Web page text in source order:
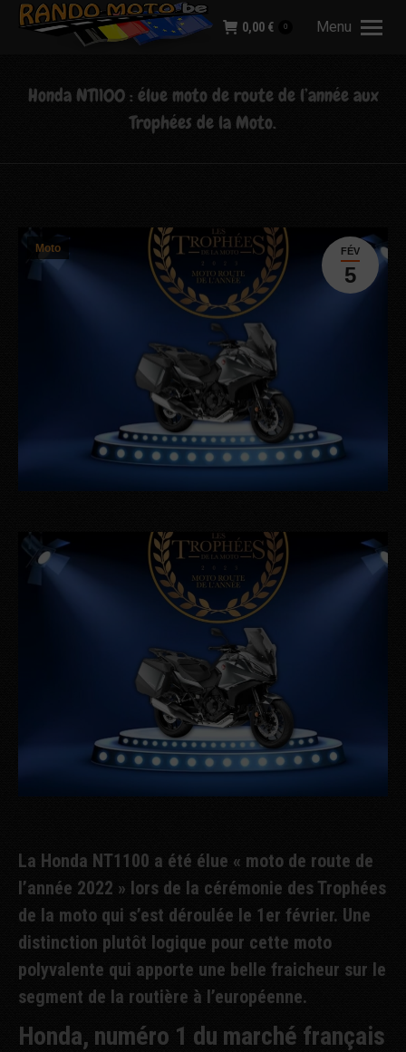
Menu
0,00 € 0
Honda NT1100 : élue moto de route de l’année aux
Trophées de la Moto.
FÉV
5
Moto
La Honda NT1100 a été élue « moto de route de
l’année 2022 » lors de la cérémonie des Trophées
de la moto qui s’est déroulée le 1er février. Une
distinction plutôt logique pour cette moto
polyvalente qui apporte une belle fraicheur sur le
segment de la routière à l’européenne.
Honda, numéro 1 du marché français